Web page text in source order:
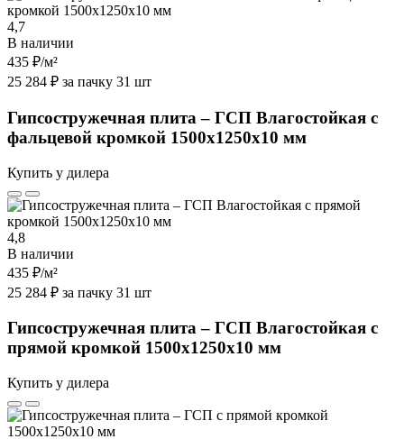
4,7
В наличии
435 ₽/м²
25 284 ₽ за пачку 31 шт
Гипсостружечная плита – ГСП Влагостойкая с
фальцевой кромкой 1500х1250х10 мм
Купить у дилера
4,8
В наличии
435 ₽/м²
25 284 ₽ за пачку 31 шт
Гипсостружечная плита – ГСП Влагостойкая с
прямой кромкой 1500х1250х10 мм
Купить у дилера